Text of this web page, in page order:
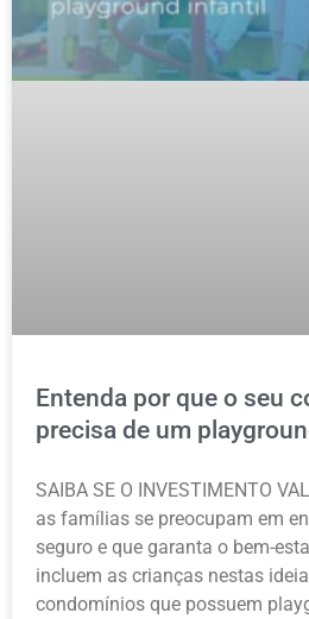
Entenda por que o seu
precisa de um
SAIBA SE O INVESTIMENTO
as famílias se preocupam em
seguro e que garanta o bem-
incluem as crianças nestas
condomínios que possuem